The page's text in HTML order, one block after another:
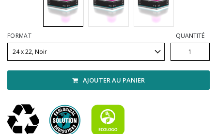
Vadrouilles, manches et cadres
FORMAT QUANTITÉ
AJOUTER AU PANIER